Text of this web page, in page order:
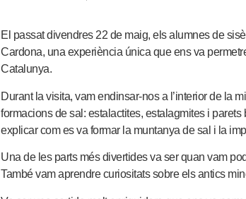
El passat divendres 22 de maig, els alumnes de
Cardona, una experiència única que ens va
Catalunya.
Durant la visita, vam endinsar-nos a l’interior de la
formacions de sal: estalactites, estalagmites i
explicar com es va formar la muntanya de sal i la
Una de les parts més divertides va ser quan vam
També vam aprendre curiositats sobre els antics